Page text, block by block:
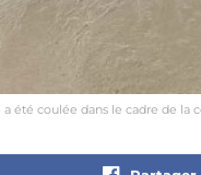
été coulée dans le cadre de la